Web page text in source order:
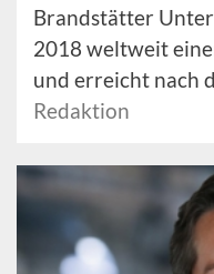
Brandstätter
2018 weltweit
und erreicht nach
Redaktion